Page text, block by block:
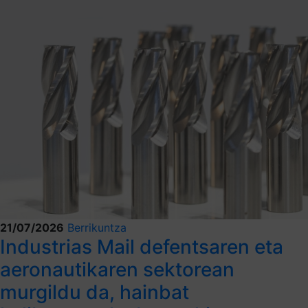
21/07/2026 Berrikuntza
Industrias Mail defentsaren eta
aeronautikaren sektorean
murgildu da, hainbat